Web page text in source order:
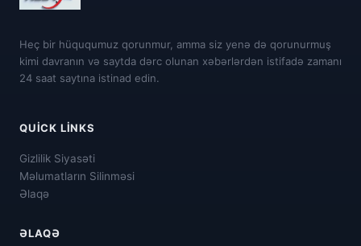
Heç bir hüququmuz qorunmur, amma siz yenə də qorunurmuş
kimi davranın və saytda dərc olunan xəbərlərdən istifadə zamanı
24 saat saytına istinad edin.
QUICK LINKS
Gizlilik Siyasəti
Məlumatların Silinməsi
Əlaqə
ƏLAQƏ